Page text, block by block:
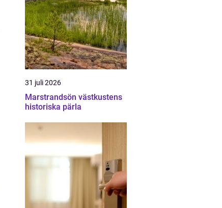
31 juli 2026
Marstrandsön västkustens
historiska pärla